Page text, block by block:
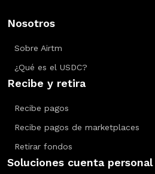
Nosotros
Sobre Airtm
¿Qué es el USDC?
Recibe y retira
Recibe pagos
Recibe pagos de marketplaces
Retirar fondos
Soluciones cuenta personal